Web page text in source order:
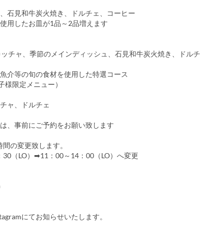
石見和牛炭火焼き、ドルチェ、コーヒー
用したお皿が1品～2品増えます
チャ、季節のメインディッシュ、石見和牛炭火焼き、ドルチ
介等の旬の食材を使用した特選コース
限定メニュー）
ャ、ドルチェ
、事前にご予約をお願い致します
の変更致します。
（LO）➡11：00～14：00（LO）へ変更
にてお知らせいたします。